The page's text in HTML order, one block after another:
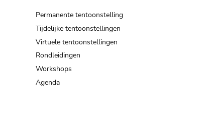
Permanente tentoonstelling
Tijdelijke tentoonstellingen
Virtuele tentoonstellingen
Rondleidingen
Workshops
Agenda